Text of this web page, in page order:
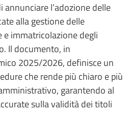
l’adozione delle
alla gestione delle
immatricolazione degli
Il documento, in
2025/2026, definisce un
che rende più chiaro e più
garantendo al
sulla validità dei titoli